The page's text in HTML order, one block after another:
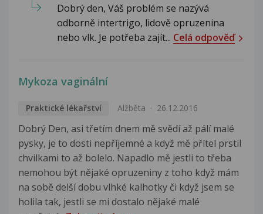
Dobrý den, Váš problém se nazývá
odborně intertrigo, lidově opruzenina
nebo vlk. Je potřeba zajít... Celá odpověď
Mykoza vaginální
Praktické lékařství Alžběta 26.12.2016
Dobrý Den, asi třetím dnem mě svědí až pálí malé
pysky, je to dosti nepříjemné a když mě přítel prstil
chvilkami to až bolelo. Napadlo mě jestli to třeba
nemohou být nějaké opruzeniny z toho když mám
na sobě delší dobu vlhké kalhotky či když jsem se
holila tak, jestli se mi dostalo nějaké malé